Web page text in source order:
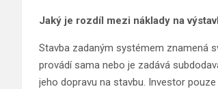
Jaký je rozdíl mezi náklady na
Stavba zadaným systémem znamená
provádí sama nebo je zadává
jeho dopravu na stavbu. Investor